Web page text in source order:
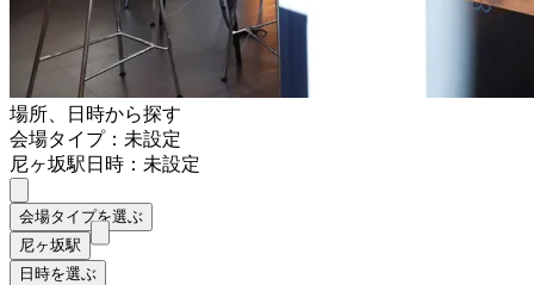
場所、日時から探す
会場タイプ：未設定
尼ヶ坂駅日時：未設定
会場タイプを選ぶ
尼ヶ坂駅
日時を選ぶ